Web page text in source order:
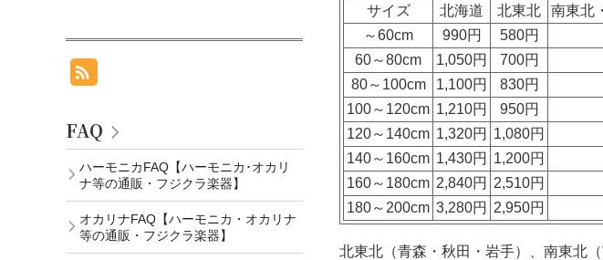
サイズ
北海道 北東北 南東北
～60cm
990円 580円
60～80cm
1,050円 700円
80～100cm
1,100円 830円
100～120cm 1,210円 950円
120～140cm 1,320円 1,080円
140～160cm 1,430円 1,200円
160～180cm 2,840円 2,510円
180～200cm 3,280円 2,950円
北東北（青森・秋田・岩手）、南東北
FAQ
ハーモニカFAQ【ハーモニカ･オカリ
ナ等の通販・フジクラ楽器】
オカリナFAQ【ハーモニカ・オカリナ
等の通販・フジクラ楽器】